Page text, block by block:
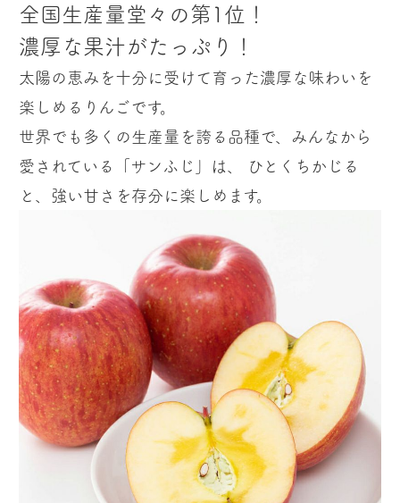
全国生産量堂々の第1位！
濃厚な果汁がたっぷり！
太陽の恵みを十分に受けて育った濃厚な味わいを
楽しめるりんごです。
世界でも多くの生産量を誇る品種で、みんなから
愛されている「サンふじ」は、 ひとくちかじる
と、強い甘さを存分に楽しめます。